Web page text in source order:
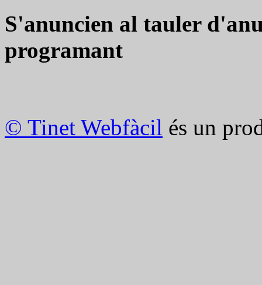
S'anuncien al tauler
programant
© Tinet Webfàcil és un